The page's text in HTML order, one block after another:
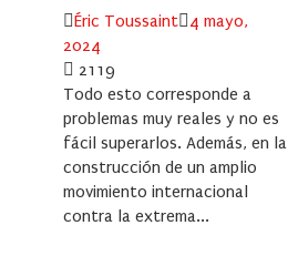
Author
Éric Toussaint
Posted
4 mayo,
2024
2119
Todo esto corresponde a
problemas muy reales y no es
fácil superarlos. Además, en la
construcción de un amplio
movimiento internacional
contra la extrema...